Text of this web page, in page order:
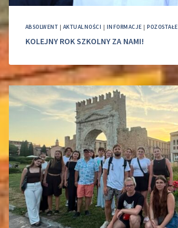
ABSOLWENT | AKTUALNOŚCI | INFORMACJE |POZOSTAŁE
KOLEJNY ROK SZKOLNY ZA NAMI!